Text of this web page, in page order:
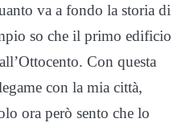
va a fondo la storia di
so che il primo edificio
Con questa
con la mia città,
ora però sento che lo